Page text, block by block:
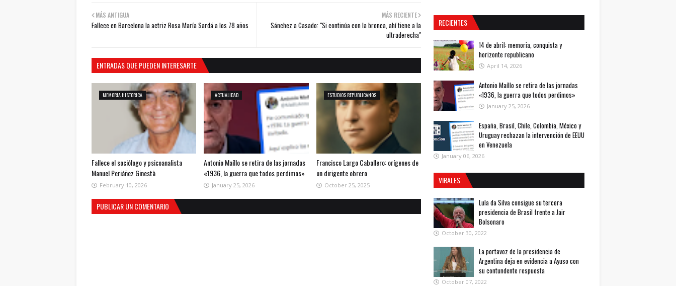
MÁS RECIENTE
Sánchez a Casado: "Si continúa con la bronca, ahí tiene a la
ultraderecha"
MÁS ANTIGUA
Fallece en Barcelona la actriz Rosa María Sardá a los 78 años
ENTRADAS QUE PUEDEN INTERESARTE
MEMORIA HISTORICA
Fallece el sociólogo y psicoanalista
Manuel Periáñez Ginestà
February 10, 2026
ACTUALIDAD
Antonio Maíllo se retira de las jornadas
«1936, la guerra que todos perdimos»
January 25, 2026
ESTUDIOS REPUBLICANOS
Francisco Largo Caballero: orígenes de
un dirigente obrero
October 25, 2025
PUBLICAR UN COMENTARIO
RECIENTES
14 de abril: memoria, conquista y
horizonte republicano
April 14, 2026
Antonio Maíllo se retira de las jornadas
«1936, la guerra que todos perdimos»
January 25, 2026
España, Brasil, Chile, Colombia, México y
Uruguay rechazan la intervención de EEUU
en Venezuela
January 06, 2026
VIRALES
Lula da Silva consigue su tercera
presidencia de Brasil frente a Jair
Bolsonaro
October 30, 2022
La portavoz de la presidencia de
Argentina deja en evidencia a Ayuso con
su contundente respuesta
October 07, 2022